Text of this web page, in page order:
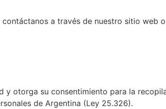
a través de nuestro sitio
otorga su consentimiento para la
de Argentina (Ley 25.326).